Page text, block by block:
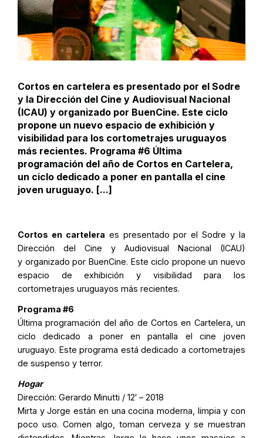
Cortos en cartelera es presentado por el Sodre
y la Dirección del Cine y Audiovisual Nacional
(ICAU) y organizado por BuenCine. Este ciclo
propone un nuevo espacio de exhibición y
visibilidad para los cortometrajes uruguayos
más recientes. Programa #6 Última
programación del año de Cortos en Cartelera,
un ciclo dedicado a poner en pantalla el cine
joven uruguayo. [...]
Cortos en cartelera es presentado por el Sodre y la
Dirección del Cine y Audiovisual Nacional (ICAU)
y organizado por BuenCine. Este ciclo propone un nuevo
espacio de exhibición y visibilidad para los
cortometrajes uruguayos más recientes.
Programa #6
Última programación del año de Cortos en Cartelera, un
ciclo dedicado a poner en pantalla el cine joven
uruguayo. Este programa está dedicado a cortometrajes
de suspenso y terror.
Hogar
Dirección: Gerardo Minutti / 12′ – 2018
Mirta y Jorge están en una cocina moderna, limpia y con
poco uso. Comen algo, toman cerveza y se muestran